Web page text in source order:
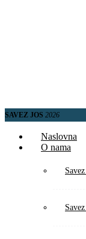
SAVEZ JOS 2026
Naslovna
O nama